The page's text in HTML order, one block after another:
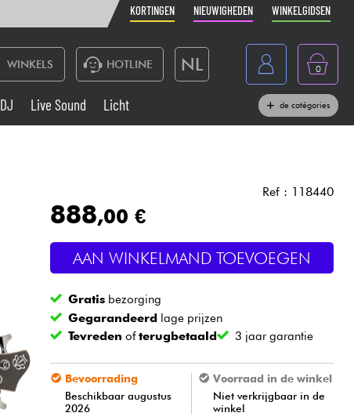
KORTINGEN NIEUWIGHEDEN WINKELGIDSEN
WINKELS HOTLINE NL
France
Belgique
Deutschland
0
Live Sound
Blaasinstrument
Kabels & toebehoren
DJ Live Sound Licht de catégories
Ref : 118440
888,00 €
AAN WINKELMAND TOEVOEGEN
Gratis bezorging
Gegarandeerd lage prijzen
Tevreden ofterugbetaald 3 jaar garantie
Bevoorrading
Beschikbaar augustus
2026
Voorraad in de winkel
Niet verkrijgbaar in de
winkel